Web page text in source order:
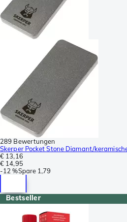
289 Bewertungen
Skerper Pocket Stone Diamant/
€ 13,16
€ 14,95
-12 %Spare 1,79
Bestseller